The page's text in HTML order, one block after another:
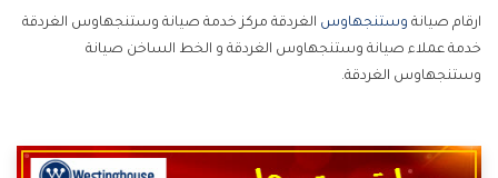
ارقام صيانة وستنجهاوس الغردقة مركز خدمة صيانة وستنجهاوس الغردقة
خدمة عملاء صيانة وستنجهاوس الغردقة و الخط الساخن صيانة
وستنجهاوس الغردقة.